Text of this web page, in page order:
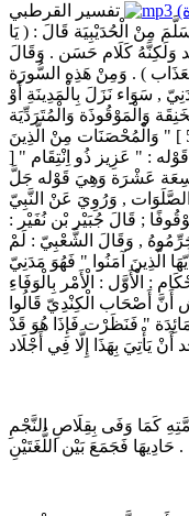
تفسير القرطبي
مِنْ الْحُدَيْبِيَة قَالَ : ( يَا
وَلَكِنَّهُ كَلَام حَسَن . وَقَالَ
) . وَمِنْ هَذِهِ السُّورَة
اللَّه عَلَيْهِ وَسَلَّمَ فَهُوَ مَدَنِيّ , سَوَاء نَزَلَ بِالْمَدِينَةِ أَوْ
وَالْمَوْقُوذَة وَالْمُتَرَدِّيَة
وَالنَّطِيحَة وَمَا أَكَلَ السَّبُع " [ الْمَائِدَة : 3 ] , " وَمَا ذُبِحَ عَلَى النُّصُب وَأَنْ تَسْتَقْسِمُوا بِالْأَزْلَامِ " , " وَمَا عَلَّمْتُمْ مِنْ الْجَوَارِح مُكَلِّبِينَ " [ الْمَائِدَة : 4 ] , " وَطَعَام الَّذِينَ أُوتُوا الْكِتَاب " [ الْمَائِدَة : 5 ] " وَالْمُحْصَنَات مِنْ الَّذِينَ
وَتَمَام الطُّهُور " إِذَا قُمْتُمْ إِلَى الصَّلَاة " [ الْمَائِدَة : 6 ] , " وَالسَّارِق وَالسَّارِقَة " [ الْمَائِدَة : 38 ] , " لَا تَقْتُلُوا الصَّيْد وَأَنْتُمْ حُرُم " [ الْمَائِدَة : 95 ] إِلَى قَوْله : " عَزِيز ذُو اِنْتِقَام " [
شَهَادَة بَيْنكُمْ إِذَا حَضَرَ أَحَدكُمْ الْمَوْت " [ الْمَائِدَة : 106 ] الْآيَة . قُلْت : وَفَرِيضَة تَاسِعَة عَشْرَة وَهِيَ قَوْله جَلَّ
الصَّلَوَات , وَرُوِيَ عَنْ النَّبِيّ
; قَالَ جُبَيْر بْن نُفَيْر :
, وَقَالَ الشَّعْبِيّ : لَمْ
" [ الْمَائِدَة : 106 ] . قَالَ عَلْقَمَة : كُلّ مَا فِي الْقُرْآن " يَا أَيّهَا الَّذِينَ آمَنُوا " فَهُوَ مَدَنِيّ
: الْأَوَّل : الْأَمْر بِالْوَفَاءِ
أَنَّ أَصْحَاب الْكِنْدِيّ قَالُوا
" فَنَظَرْت فَإِذَا هُوَ قَدْ
: 37 ] وَقَالَ الشَّاعِر : أَمَّا ابْنُ طَوْقٍ فَقَدْ أَوْفَى بِذِمَّتِهِ كَمَا وَفَى بِقِلَاصِ النَّجْمِ
حَادِيهَا فَجَمَعَ بَيْن اللُّغَتَيْنِ .